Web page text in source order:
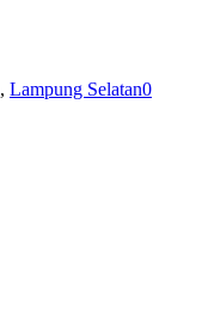
, Lampung Selatan0